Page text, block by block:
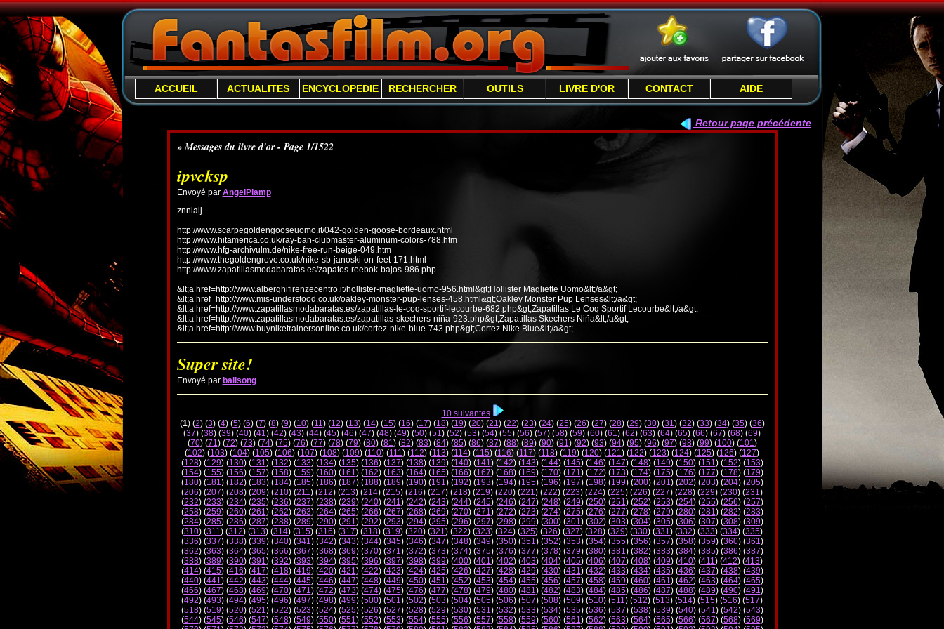
ACCUEIL ACTUALITES ENCYCLOPEDIE RECHERCHER OUTILS LIVRE D'OR CONTACT AIDE
Retour page précédente
» Messages du livre d'or - Page 1/1522
ipvcksp
Envoyé par AngelPlamp
znnialj
http://www.scarpegoldengooseuomo.it/042-golden-goose-bordeaux.html
http://www.hitamerica.co.uk/ray-ban-clubmaster-aluminum-colors-788.htm
http://www.hfg-archivulm.de/nike-free-run-beige-049.htm
http://www.thegoldengrove.co.uk/nike-sb-janoski-on-feet-171.html
http://www.zapatillasmodabaratas.es/zapatos-reebok-bajos-986.php
&lt;a href=http://www.alberghifirenzecentro.it/hollister-magliette-uomo-956.html&gt;Hollister Magliette Uomo&lt;/a&gt;
&lt;a href=http://www.mis-understood.co.uk/oakley-monster-pup-lenses-458.html&gt;Oakley Monster Pup Lenses&lt;/a&gt;
&lt;a href=http://www.zapatillasmodabaratas.es/zapatillas-le-coq-sportif-lecourbe-682.php&gt;Zapatillas Le Coq Sportif Lecourbe&lt;/a&gt;
&lt;a href=http://www.zapatillasmodabaratas.es/zapatillas-skechers-niña-923.php&gt;Zapatillas Skechers Niña&lt;/a&gt;
&lt;a href=http://www.buyniketrainersonline.co.uk/cortez-nike-blue-743.php&gt;Cortez Nike Blue&lt;/a&gt;
Super site!
Envoyé par balisong
10 suivantes
(1) (2) (3) (4) (5) (6) (7) (8) (9) (10) (11) (12) (13) (14) (15) (16) (17) (18) (19) (20) (21) (22) (23) (24) (25) (26) (27) (28) (29) (30) (31) (32) (33) (34) (35) (36)
(37) (38) (39) (40) (41) (42) (43) (44) (45) (46) (47) (48) (49) (50) (51) (52) (53) (54) (55) (56) (57) (58) (59) (60) (61) (62) (63) (64) (65) (66) (67) (68) (69)
(70) (71) (72) (73) (74) (75) (76) (77) (78) (79) (80) (81) (82) (83) (84) (85) (86) (87) (88) (89) (90) (91) (92) (93) (94) (95) (96) (97) (98) (99) (100) (101)
(102) (103) (104) (105) (106) (107) (108) (109) (110) (111) (112) (113) (114) (115) (116) (117) (118) (119) (120) (121) (122) (123) (124) (125) (126) (127)
(128) (129) (130) (131) (132) (133) (134) (135) (136) (137) (138) (139) (140) (141) (142) (143) (144) (145) (146) (147) (148) (149) (150) (151) (152) (153)
(154) (155) (156) (157) (158) (159) (160) (161) (162) (163) (164) (165) (166) (167) (168) (169) (170) (171) (172) (173) (174) (175) (176) (177) (178) (179)
(180) (181) (182) (183) (184) (185) (186) (187) (188) (189) (190) (191) (192) (193) (194) (195) (196) (197) (198) (199) (200) (201) (202) (203) (204) (205)
(206) (207) (208) (209) (210) (211) (212) (213) (214) (215) (216) (217) (218) (219) (220) (221) (222) (223) (224) (225) (226) (227) (228) (229) (230) (231)
(232) (233) (234) (235) (236) (237) (238) (239) (240) (241) (242) (243) (244) (245) (246) (247) (248) (249) (250) (251) (252) (253) (254) (255) (256) (257)
(258) (259) (260) (261) (262) (263) (264) (265) (266) (267) (268) (269) (270) (271) (272) (273) (274) (275) (276) (277) (278) (279) (280) (281) (282) (283)
(284) (285) (286) (287) (288) (289) (290) (291) (292) (293) (294) (295) (296) (297) (298) (299) (300) (301) (302) (303) (304) (305) (306) (307) (308) (309)
(310) (311) (312) (313) (314) (315) (316) (317) (318) (319) (320) (321) (322) (323) (324) (325) (326) (327) (328) (329) (330) (331) (332) (333) (334) (335)
(336) (337) (338) (339) (340) (341) (342) (343) (344) (345) (346) (347) (348) (349) (350) (351) (352) (353) (354) (355) (356) (357) (358) (359) (360) (361)
(362) (363) (364) (365) (366) (367) (368) (369) (370) (371) (372) (373) (374) (375) (376) (377) (378) (379) (380) (381) (382) (383) (384) (385) (386) (387)
(388) (389) (390) (391) (392) (393) (394) (395) (396) (397) (398) (399) (400) (401) (402) (403) (404) (405) (406) (407) (408) (409) (410) (411) (412) (413)
(414) (415) (416) (417) (418) (419) (420) (421) (422) (423) (424) (425) (426) (427) (428) (429) (430) (431) (432) (433) (434) (435) (436) (437) (438) (439)
(440) (441) (442) (443) (444) (445) (446) (447) (448) (449) (450) (451) (452) (453) (454) (455) (456) (457) (458) (459) (460) (461) (462) (463) (464) (465)
(466) (467) (468) (469) (470) (471) (472) (473) (474) (475) (476) (477) (478) (479) (480) (481) (482) (483) (484) (485) (486) (487) (488) (489) (490) (491)
(492) (493) (494) (495) (496) (497) (498) (499) (500) (501) (502) (503) (504) (505) (506) (507) (508) (509) (510) (511) (512) (513) (514) (515) (516) (517)
(518) (519) (520) (521) (522) (523) (524) (525) (526) (527) (528) (529) (530) (531) (532) (533) (534) (535) (536) (537) (538) (539) (540) (541) (542) (543)
(544) (545) (546) (547) (548) (549) (550) (551) (552) (553) (554) (555) (556) (557) (558) (559) (560) (561) (562) (563) (564) (565) (566) (567) (568) (569)